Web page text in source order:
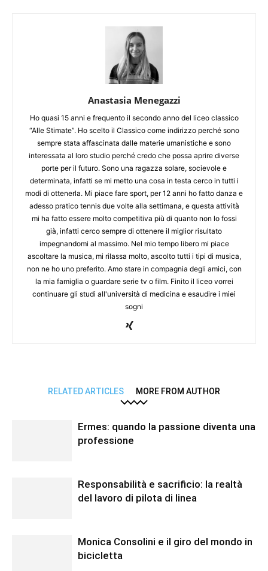
Anastasia Menegazzi
Ho quasi 15 anni e frequento il secondo anno del liceo classico
“Alle Stimate”. Ho scelto il Classico come indirizzo perché sono
sempre stata affascinata dalle materie umanistiche e sono
interessata al loro studio perché credo che possa aprire diverse
porte per il futuro. Sono una ragazza solare, socievole e
determinata, infatti se mi metto una cosa in testa cerco in tutti i
modi di ottenerla. Mi piace fare sport, per 12 anni ho fatto danza e
adesso pratico tennis due volte alla settimana, e questa attività
mi ha fatto essere molto competitiva più di quanto non lo fossi
già, infatti cerco sempre di ottenere il miglior risultato
impegnandomi al massimo. Nel mio tempo libero mi piace
ascoltare la musica, mi rilassa molto, ascolto tutti i tipi di musica,
non ne ho uno preferito. Amo stare in compagnia degli amici, con
la mia famiglia o guardare serie tv o film. Finito il liceo vorrei
continuare gli studi all'università di medicina e esaudire i miei
sogni
RELATED ARTICLES MORE FROM AUTHOR
Ermes: quando la passione diventa una
professione
Responsabilità e sacrificio: la realtà
del lavoro di pilota di linea
Monica Consolini e il giro del mondo in
bicicletta